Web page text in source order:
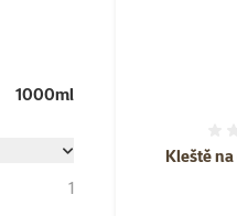
1000ml
1
Kleště